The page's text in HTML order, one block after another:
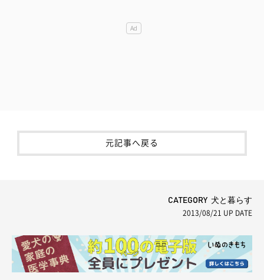
元記事へ戻る
CATEGORY 犬と暮らす
2013/08/21 UP DATE